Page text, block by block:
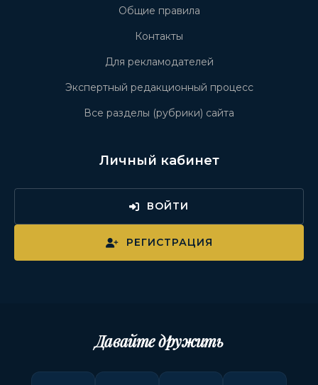
Общие правила
Контакты
Для рекламодателей
Экспертный редакционный процесс
Все разделы (рубрики) сайта
Личный кабинет
ВОЙТИ
РЕГИСТРАЦИЯ
Давайте дружить